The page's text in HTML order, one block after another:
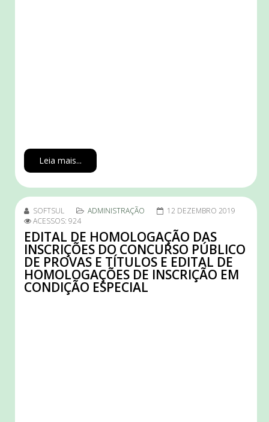
Leia mais...
SOFTSUL ADMINISTRAÇÃO
12 DEZEMBRO 2019
ACESSOS: 924
EDITAL DE HOMOLOGAÇÃO DAS
INSCRIÇÕES DO CONCURSO PÚBLICO
DE PROVAS E TÍTULOS E EDITAL DE
HOMOLOGAÇÕES DE INSCRIÇÃO EM
CONDIÇÃO ESPECIAL